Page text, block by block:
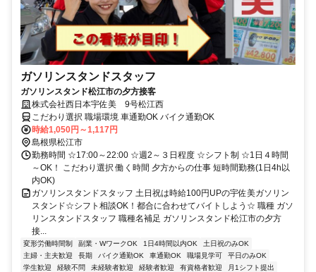
ガソリンスタンドスタッフ
ガソリンスタンド松江市の夕方接客
株式会社西日本宇佐美 9号松江西
こだわり選択 職場環境 車通勤OK バイク通勤OK
時給1,050円～1,117円
島根県松江市
勤務時間 ☆17:00～22:00 ☆週2～３日程度 ☆シフト制 ☆1日４時間
～OK！ こだわり選択 働く時間 夕方からの仕事 短時間勤務(1日4h以
内OK)
ガソリンスタンドスタッフ 土日祝は時給100円UPの宇佐美ガソリン
スタンド☆シフト相談OK！都合に合わせてバイトしよう☆ 職種 ガソ
リンスタンドスタッフ 職種名補足 ガソリンスタンド松江市の夕方
接...
変形労働時間制 副業・WワークOK 1日4時間以内OK
土日祝のみOK
主婦・主夫歓迎
長期 バイク通勤OK 車通勤OK 職場見学可
平日のみOK
学生歓迎
経験不問 未経験者歓迎 経験者歓迎 有資格者歓迎
月1シフト提出